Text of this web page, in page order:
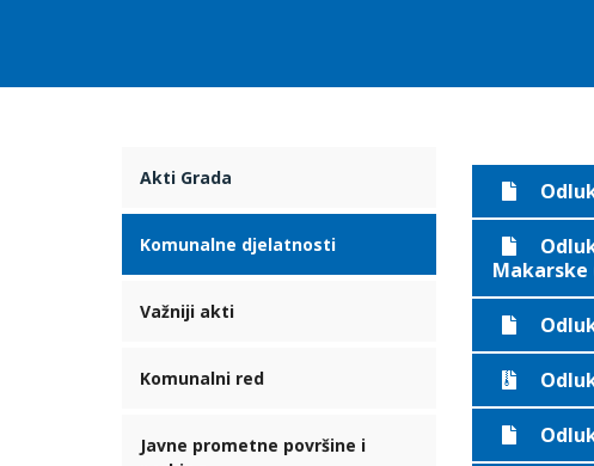
Makarske
Akti Grada
Komunalne djelatnosti
Važniji akti
Komunalni red
Javne prometne površine i